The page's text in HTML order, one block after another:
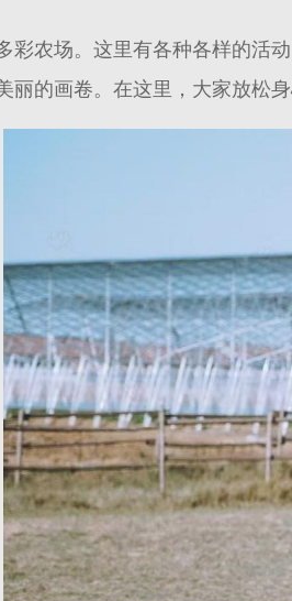
彩农场。这里有各种各样的活
丽的画卷。在这里，大家放松